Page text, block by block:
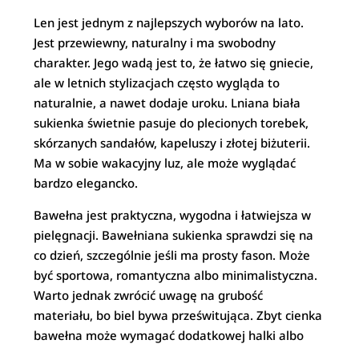
Len jest jednym z najlepszych wyborów na lato.
Jest przewiewny, naturalny i ma swobodny
charakter. Jego wadą jest to, że łatwo się gniecie,
ale w letnich stylizacjach często wygląda to
naturalnie, a nawet dodaje uroku. Lniana biała
sukienka świetnie pasuje do plecionych torebek,
skórzanych sandałów, kapeluszy i złotej biżuterii.
Ma w sobie wakacyjny luz, ale może wyglądać
bardzo elegancko.
Bawełna jest praktyczna, wygodna i łatwiejsza w
pielęgnacji. Bawełniana sukienka sprawdzi się na
co dzień, szczególnie jeśli ma prosty fason. Może
być sportowa, romantyczna albo minimalistyczna.
Warto jednak zwrócić uwagę na grubość
materiału, bo biel bywa prześwitująca. Zbyt cienka
bawełna może wymagać dodatkowej halki albo